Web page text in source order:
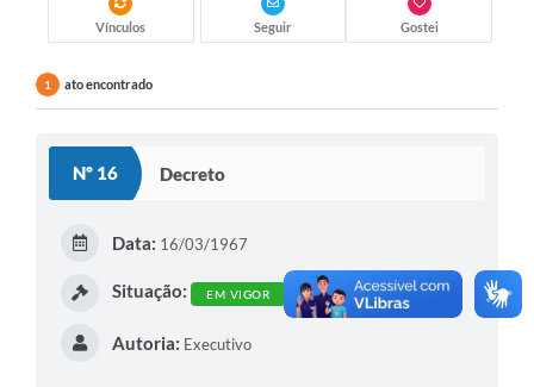
Vínculos Seguir Gostei
1 ato encontrado
Nº 16 Decreto
Data: 16/03/1967
Situação: EM VIGOR
Autoria: Executivo